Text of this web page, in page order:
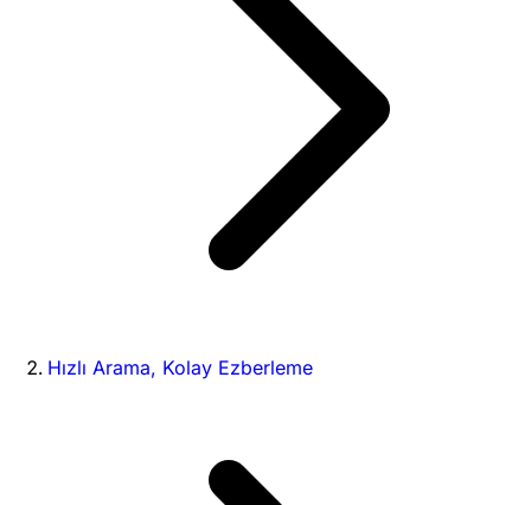
Hızlı Arama, Kolay Ezberleme